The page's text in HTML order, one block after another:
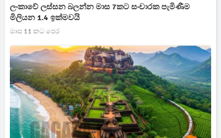
ලංකාවේ ලස්සන බලන්න මාස 7කට සංචාරක පැමිණීම
මිලියන 1.4 ඉක්මවයි
මාස 11 කට පෙර